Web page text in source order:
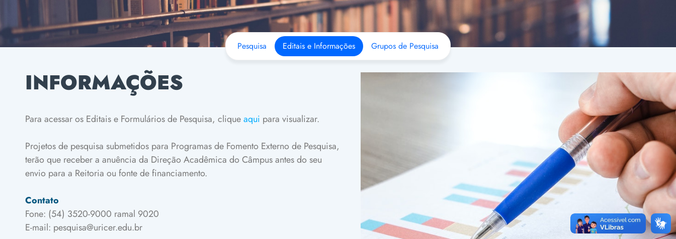
Pesquisa Editais e Informações Grupos de Pesquisa
INFORMAÇÕES
Para acessar os Editais e Formulários de Pesquisa, cliqueaqui para visualizar.
Projetos de pesquisa submetidos para Programas de Fomento Externo de Pesquisa,
terão que receber a anuência da Direção Acadêmica do Câmpus antes do seu
envio para a Reitoria ou fonte de financiamento.
Contato
Fone: (54) 3520-9000 ramal 9020
E-mail: pesquisa@uricer.edu.br